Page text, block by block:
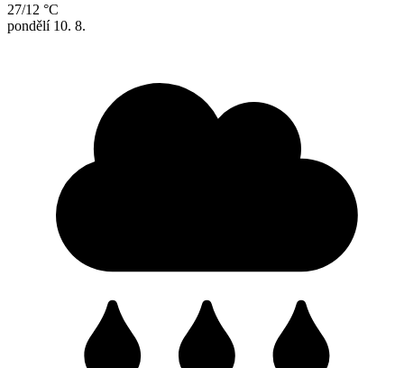
27/12 °C
pondělí 10. 8.